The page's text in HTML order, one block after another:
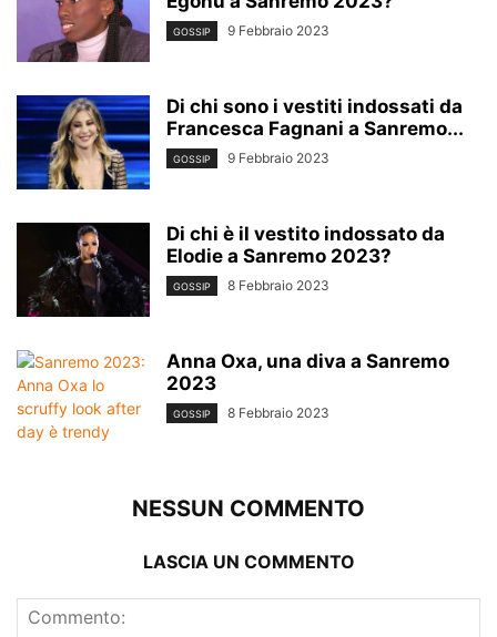
GOSSIP 9 Febbraio 2023
Di chi sono i vestiti indossati da
Francesca Fagnani a Sanremo...
GOSSIP 9 Febbraio 2023
Di chi è il vestito indossato da
Elodie a Sanremo 2023?
GOSSIP 8 Febbraio 2023
Anna Oxa, una diva a Sanremo
2023
GOSSIP 8 Febbraio 2023
NESSUN COMMENTO
LASCIA UN COMMENTO